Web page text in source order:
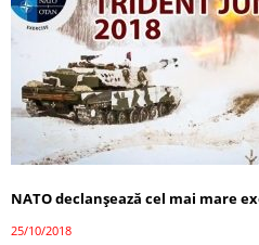
NATO declanşează cel mai mare
25/10/2018